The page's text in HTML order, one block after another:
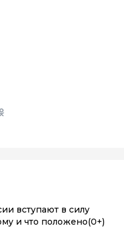
вступают в силу
и что положено(0+)